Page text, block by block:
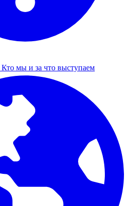
Кто мы и за что выступаем